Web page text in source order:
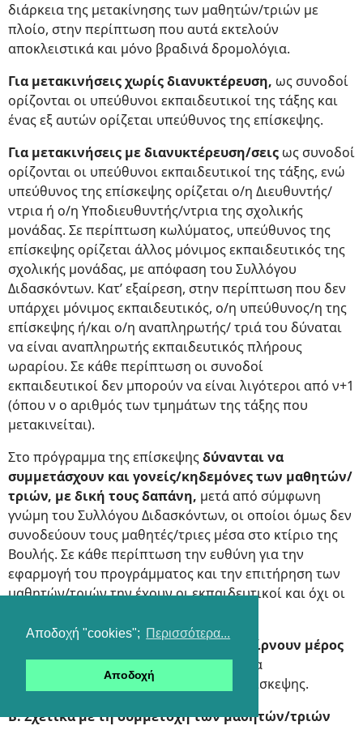
Αποδοχή "cookies"; Περισσότερα...
Αποδοχή
διάρκεια της μετακίνησης των μαθητών/τριών με
πλοίο, στην περίπτωση που αυτά εκτελούν
αποκλειστικά και μόνο βραδινά δρομολόγια.
Για μετακινήσεις χωρίς διανυκτέρευση, ως συνοδοί
ορίζονται οι υπεύθυνοι εκπαιδευτικοί της τάξης και
ένας εξ αυτών ορίζεται υπεύθυνος της επίσκεψης.
Για μετακινήσεις με διανυκτέρευση/σεις ως συνοδοί
ορίζονται οι υπεύθυνοι εκπαιδευτικοί της τάξης, ενώ
υπεύθυνος της επίσκεψης ορίζεται ο/η Διευθυντής/
ντρια ή ο/η Υποδιευθυντής/ντρια της σχολικής
μονάδας. Σε περίπτωση κωλύματος, υπεύθυνος της
επίσκεψης ορίζεται άλλος μόνιμος εκπαιδευτικός της
σχολικής μονάδας, με απόφαση του Συλλόγου
Διδασκόντων. Κατ’ εξαίρεση, στην περίπτωση που δεν
υπάρχει μόνιμος εκπαιδευτικός, ο/η υπεύθυνος/η της
επίσκεψης ή/και ο/η αναπληρωτής/ τριά του δύναται
να είναι αναπληρωτής εκπαιδευτικός πλήρους
ωραρίου. Σε κάθε περίπτωση οι συνοδοί
εκπαιδευτικοί δεν μπορούν να είναι λιγότεροι από ν+1
(όπου ν ο αριθμός των τμημάτων της τάξης που
μετακινείται).
Στο πρόγραμμα της επίσκεψηςδύνανται να
συμμετάσχουν και γονείς/κηδεμόνες των μαθητών/
τριών, με δική τους δαπάνη, μετά από σύμφωνη
γνώμη του Συλλόγου Διδασκόντων, οι οποίοι όμως δεν
συνοδεύουν τους μαθητές/τριες μέσα στο κτίριο της
Βουλής. Σε κάθε περίπτωση την ευθύνη για την
εφαρμογή του προγράμματος και την επιτήρηση των
μαθητών/τριών την έχουν οι εκπαιδευτικοί και όχι οι
Στους μαθητές/μαθήτριες που δεν παίρνουν μέρος
στην εν λόγω δράσηκαταχωρίζεται μία
δικαιολογημένη απουσία ανά ημέρα επίσκεψης.
Β. Σχετικά με τη συμμετοχή των μαθητών/τριών